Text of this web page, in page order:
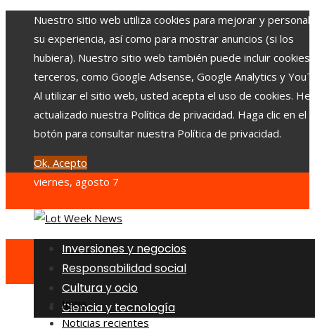
Nuestro sitio web utiliza cookies para mejorar y
su experiencia, así como para mostrar anuncios (si los
hubiera). Nuestro sitio web también puede incluir cookies
terceros, como Google Adsense, Google Analytics y
Al utilizar el sitio web, usted acepta el uso de cookies.
actualizado nuestra Política de privacidad. Haga clic en el
botón para consultar nuestra Política de privacidad.
Ok, Acepto
viernes, agosto 7
Inversiones y negocios
Responsabilidad social
Cultura y ocio
Ciencia y tecnología
Inicio
Noticias recientes